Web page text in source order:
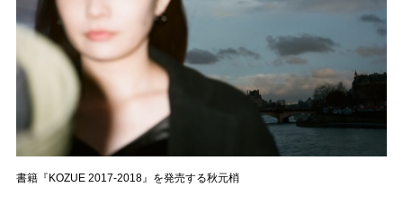
書籍『KOZUE 2017-2018』を発売する秋元梢